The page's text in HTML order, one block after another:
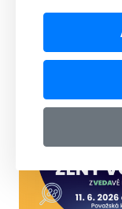
Ženy vo vede –
22.05.2026